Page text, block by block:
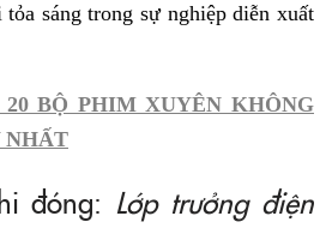
tỏa sáng trong sự nghiệp diễn xuất
20 BỘ PHIM XUYÊN KHÔNG
NHẤT
đóng: Lớp trưởng điện